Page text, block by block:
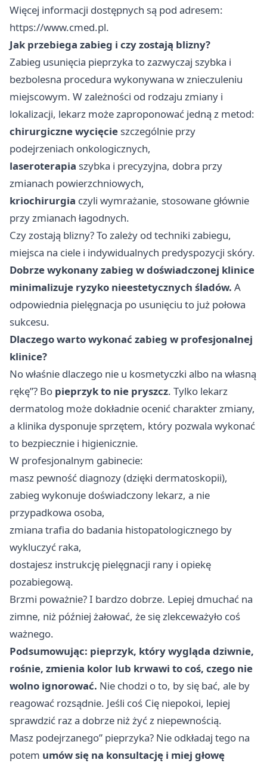
Więcej informacji dostępnych są pod adresem:
https://www.cmed.pl.
Jak przebiega zabieg i czy zostają blizny?
Zabieg usunięcia pieprzyka to zazwyczaj szybka i
bezbolesna procedura wykonywana w znieczuleniu
miejscowym. W zależności od rodzaju zmiany i
lokalizacji, lekarz może zaproponować jedną z metod:
chirurgiczne wycięcie szczególnie przy
podejrzeniach onkologicznych,
laseroterapia szybka i precyzyjna, dobra przy
zmianach powierzchniowych,
kriochirurgia czyli wymrażanie, stosowane głównie
przy zmianach łagodnych.
Czy zostają blizny? To zależy od techniki zabiegu,
miejsca na ciele i indywidualnych predyspozycji skóry.
Dobrze wykonany zabieg w doświadczonej klinice
minimalizuje ryzyko nieestetycznych śladów. A
odpowiednia pielęgnacja po usunięciu to już połowa
sukcesu.
Dlaczego warto wykonać zabieg w profesjonalnej
klinice?
No właśnie dlaczego nie u kosmetyczki albo na własną
rękę”? Bo pieprzyk to nie pryszcz. Tylko lekarz
dermatolog może dokładnie ocenić charakter zmiany,
a klinika dysponuje sprzętem, który pozwala wykonać
to bezpiecznie i higienicznie.
W profesjonalnym gabinecie:
masz pewność diagnozy (dzięki dermatoskopii),
zabieg wykonuje doświadczony lekarz, a nie
przypadkowa osoba,
zmiana trafia do badania histopatologicznego by
wykluczyć raka,
dostajesz instrukcję pielęgnacji rany i opiekę
pozabiegową.
Brzmi poważnie? I bardzo dobrze. Lepiej dmuchać na
zimne, niż później żałować, że się zlekceważyło coś
ważnego.
Podsumowując: pieprzyk, który wygląda dziwnie,
rośnie, zmienia kolor lub krwawi to coś, czego nie
wolno ignorować. Nie chodzi o to, by się bać, ale by
reagować rozsądnie. Jeśli coś Cię niepokoi, lepiej
sprawdzić raz a dobrze niż żyć z niepewnością.
Masz podejrzanego” pieprzyka? Nie odkładaj tego na
potem umów się na konsultację i miej głowę